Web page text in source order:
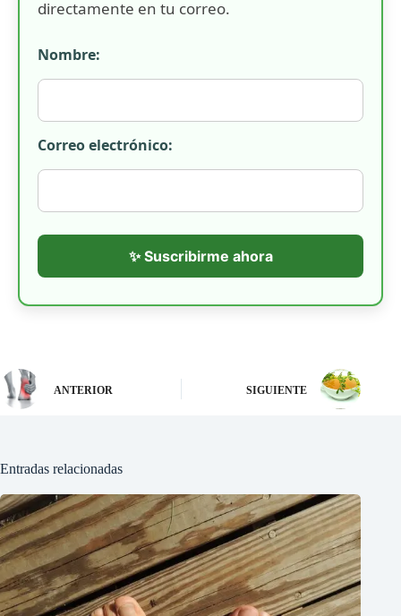
directamente en tu correo.
Nombre:
Correo electrónico:
✨ Suscribirme ahora
ANTERIOR SIGUIENTE
Entradas relacionadas